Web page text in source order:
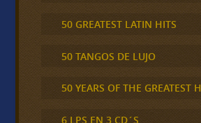
50 GREATEST LATIN HITS
50 TANGOS DE LUJO
50 YEARS OF THE GREATEST
6 LPS EN 3 CD´S